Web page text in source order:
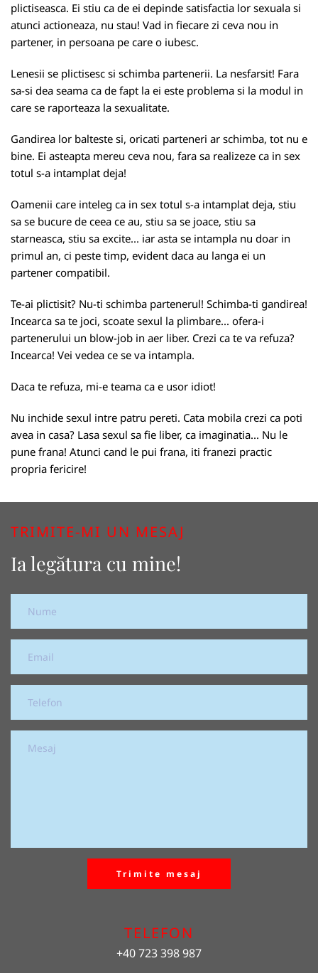
plictiseasca. Ei stiu ca de ei depinde satisfactia lor sexuala si
atunci actioneaza, nu stau! Vad in fiecare zi ceva nou in
partener, in persoana pe care o iubesc.
Lenesii se plictisesc si schimba partenerii. La nesfarsit! Fara
sa-si dea seama ca de fapt la ei este problema si la modul in
care se raporteaza la sexualitate.
Gandirea lor balteste si, oricati parteneri ar schimba, tot nu e
bine. Ei asteapta mereu ceva nou, fara sa realizeze ca in sex
totul s-a intamplat deja!
Oamenii care inteleg ca in sex totul s-a intamplat deja, stiu
sa se bucure de ceea ce au, stiu sa se joace, stiu sa
starneasca, stiu sa excite... iar asta se intampla nu doar in
primul an, ci peste timp, evident daca au langa ei un
partener compatibil.
Te-ai plictisit? Nu-ti schimba partenerul! Schimba-ti gandirea!
Incearca sa te joci, scoate sexul la plimbare... ofera-i
partenerului un blow-job in aer liber. Crezi ca te va refuza?
Incearca! Vei vedea ce se va intampla.
Daca te refuza, mi-e teama ca e usor idiot!
Nu inchide sexul intre patru pereti. Cata mobila crezi ca poti
avea in casa? Lasa sexul sa fie liber, ca imaginatia... Nu le
pune frana! Atunci cand le pui frana, iti franezi practic
propria fericire!
TRIMITE-MI UN MESAJ
Ia legătura cu mine!
Trimite mesaj
TELEFON
+40 723 398 987